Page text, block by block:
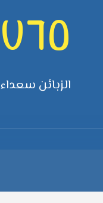
٧٦٥
الزبائن سعداء